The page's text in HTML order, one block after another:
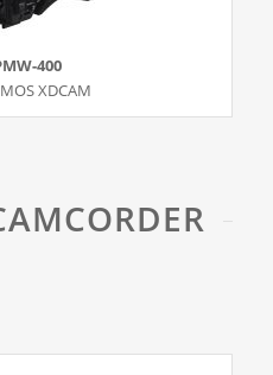
400
XDCAM